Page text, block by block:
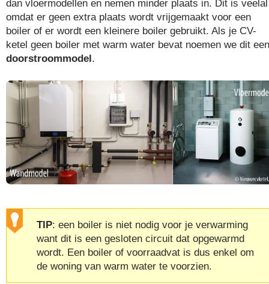
dan vloermodellen en nemen minder plaats in. Dit is veelal
omdat er geen extra plaats wordt vrijgemaakt voor een
boiler of er wordt een kleinere boiler gebruikt. Als je CV-
ketel geen boiler met warm water bevat noemen we dit een
doorstroommodel.
TIP: een boiler is niet nodig voor je verwarming
want dit is een gesloten circuit dat opgewarmd
wordt. Een boiler of voorraadvat is dus enkel om
de woning van warm water te voorzien.